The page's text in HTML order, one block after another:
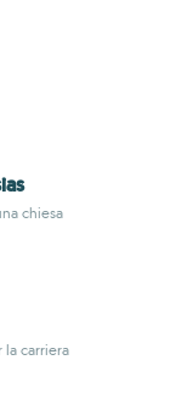
chiesa
la carriera